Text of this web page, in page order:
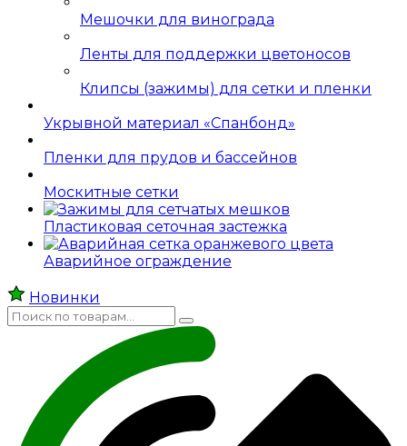
Мешочки для винограда
Ленты для поддержки цветоносов
Клипсы (зажимы) для сетки и пленки
Укрывной материал «Спанбонд»
Пленки для прудов и бассейнов
Москитные сетки
Пластиковая сеточная застежка
Аварийное ограждение
Новинки